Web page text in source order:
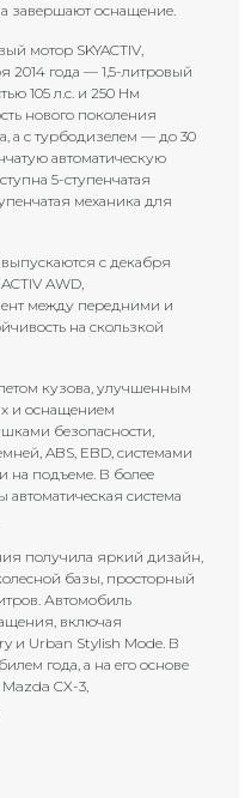
завершают оснащение.
мотор SKYACTIV,
2014 года — 1,5-литровый
105 л.с. и 250 Нм
нового поколения
а с турбодизелем — до 30
автоматическую
5-ступенчатая
механика для
с декабря
AWD,
между передними и
на скользкой
кузова, улучшенным
и оснащением
безопасности,
ABS, EBD, системами
на подъеме. В более
система
получила яркий дизайн,
базы, просторный
Автомобиль
включая
и Urban Stylish Mode. В
года, а на его основе
CX-3,